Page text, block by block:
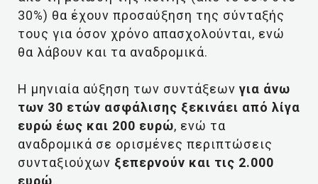
30%) θα έχουν προσαύξηση της σύνταξής
τους για όσον χρόνο απασχολούνται, ενώ
θα λάβουν και τα αναδρομικά.
Η μηνιαία αύξηση των συντάξεων για άνω
των 30 ετών ασφάλισης ξεκινάει από λίγα
ευρώ έως και 200 ευρώ, ενώ τα
αναδρομικά σε ορισμένες περιπτώσεις
συνταξιούχων ξεπερνούν και τις 2.000
ευρώ.